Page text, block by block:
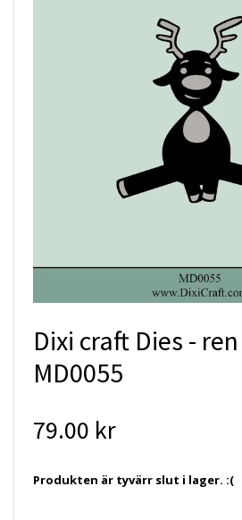
Dixi craft Dies -
MD0055
79.00 kr
Produkten är tyvärr slut i lager. :(